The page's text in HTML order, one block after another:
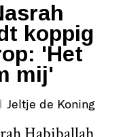
koppig
'Het
mij'
Jeltje de Koning